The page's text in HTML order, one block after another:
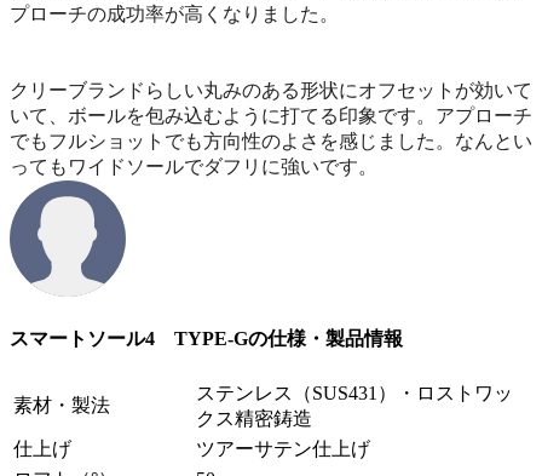
プローチの成功率が高くなりました。
クリーブランドらしい丸みのある形状にオフセットが効いて
いて、ボールを包み込むように打てる印象です。アプローチ
でもフルショットでも方向性のよさを感じました。なんとい
ってもワイドソールでダフリに強いです。
スマートソール4 TYPE-Gの仕様・製品情報
素材・製法
ステンレス（SUS431）・ロストワッ
クス精密鋳造
仕上げ
ツアーサテン仕上げ